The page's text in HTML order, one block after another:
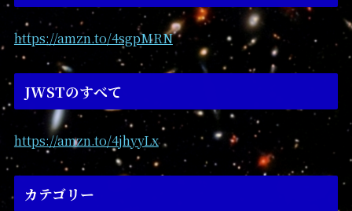
https://amzn.to/4sgpMRN
JWSTのすべて
https://amzn.to/4jhyyLx
カテゴリー